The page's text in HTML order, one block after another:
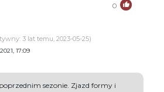
0
3 lat temu, 2023-05-25)
17:09
sezonie. Zjazd formy i